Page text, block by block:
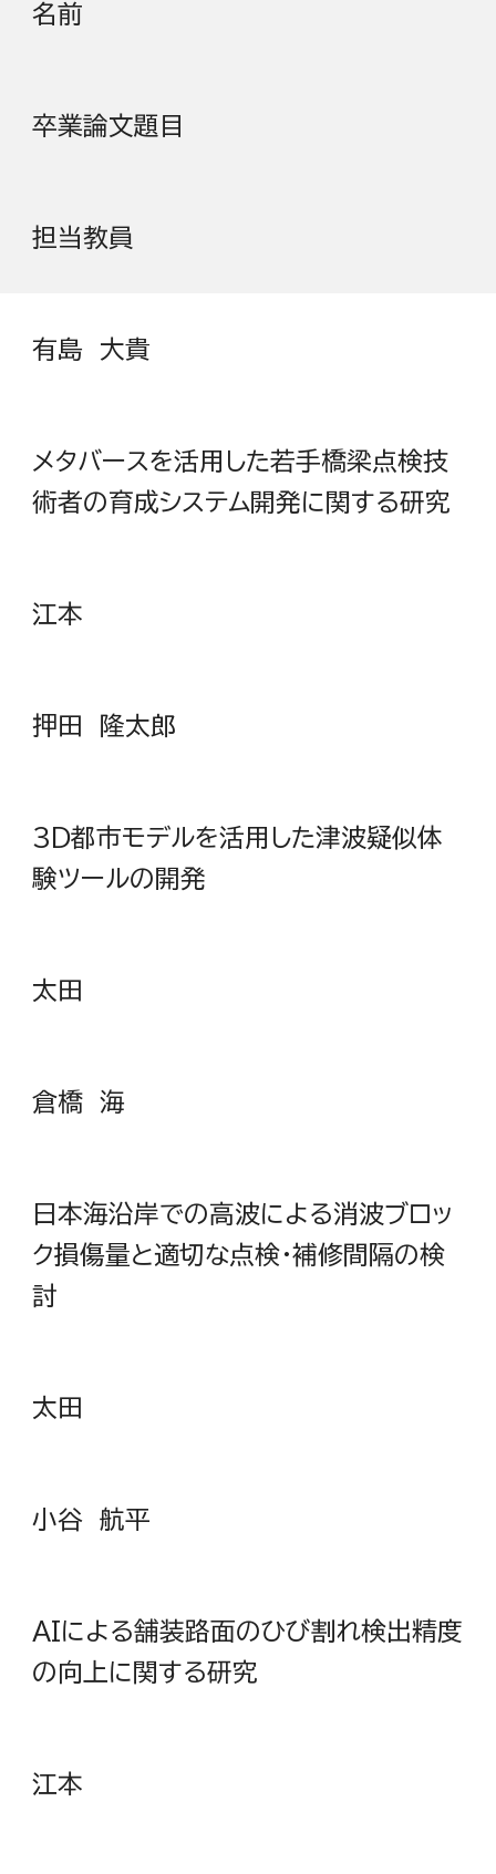
名前
卒業論文題目
担当教員
有島 大貴
メタバースを活用した若手橋梁点検技
術者の育成システム開発に関する研究
江本
押田 隆太郎
3D都市モデルを活用した津波疑似体
験ツールの開発
太田
倉橋 海
日本海沿岸での高波による消波ブロッ
ク損傷量と適切な点検・補修間隔の検
討
太田
小谷 航平
AIによる舗装路面のひび割れ検出精度
の向上に関する研究
江本